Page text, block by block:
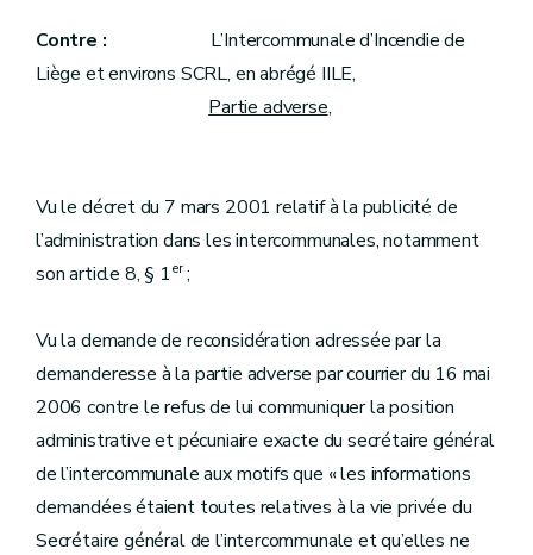
Contre : L’Intercommunale d’Incendie de
Liège et environs SCRL, en abrégé IILE,
Partie adverse,
Vu le décret du 7 mars 2001 relatif à la publicité de
l’administration dans les intercommunales, notamment
son article 8, § 1er;
Vu la demande de reconsidération adressée par la
demanderesse à la partie adverse par courrier du 16 mai
2006 contre le refus de lui communiquer la position
administrative et pécuniaire exacte du secrétaire général
de l’intercommunale aux motifs que « les informations
demandées étaient toutes relatives à la vie privée du
Secrétaire général de l’intercommunale et qu’elles ne